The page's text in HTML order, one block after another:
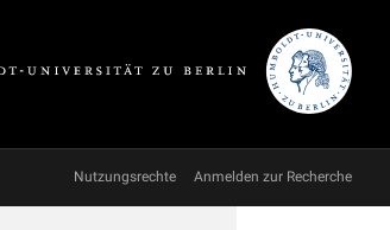
Nutzungsrechte Anmelden zur Recherche